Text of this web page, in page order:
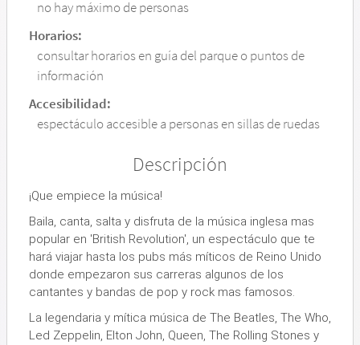
no hay máximo de personas
Horarios:
consultar horarios en guía del parque o puntos de
información
Accesibilidad:
espectáculo accesible a personas en sillas de ruedas
Descripción
¡Que empiece la música!
Baila, canta, salta y disfruta de la música inglesa mas
popular en 'British Revolution', un espectáculo que te
hará viajar hasta los pubs más míticos de Reino Unido
donde empezaron sus carreras algunos de los
cantantes y bandas de pop y rock mas famosos.
La legendaria y mítica música de The Beatles, The Who,
Led Zeppelin, Elton John, Queen, The Rolling Stones y